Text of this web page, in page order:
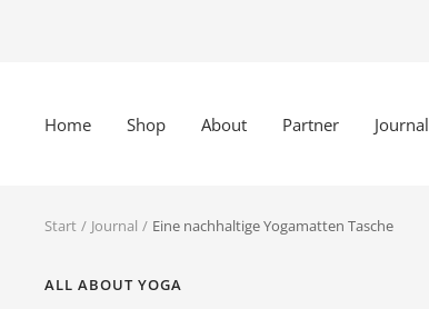
Home Shop About Partner Journal
Start Journal Eine nachhaltige Yogamatten Tasche
ALL ABOUT YOGA